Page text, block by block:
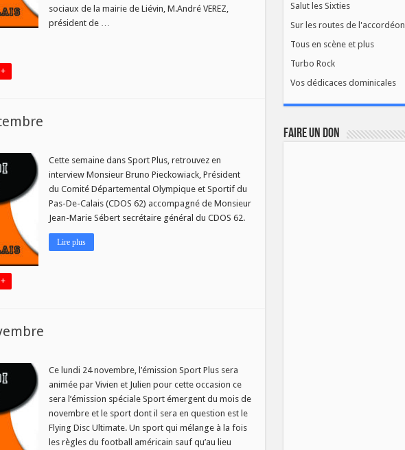
sociaux de la mairie de Liévin, M.André VEREZ,
président de …
Cette semaine dans Sport Plus, retrouvez en
interview Monsieur Bruno Pieckowiack, Président
du Comité Départemental Olympique et Sportif du
Pas-De-Calais (CDOS 62) accompagné de Monsieur
Jean-Marie Sébert secrétaire général du CDOS 62.
Lire plus
Ce lundi 24 novembre, l’émission Sport Plus sera
animée par Vivien et Julien pour cette occasion ce
sera l’émission spéciale Sport émergent du mois de
novembre et le sport dont il sera en question est le
Flying Disc Ultimate. Un sport qui mélange à la fois
les règles du football américain sauf qu’au lieu
Salut les Sixties
Sur les routes de l'accordéon
Tous en scène et plus
Turbo Rock
Vos dédicaces dominicales
FAIRE UN DON